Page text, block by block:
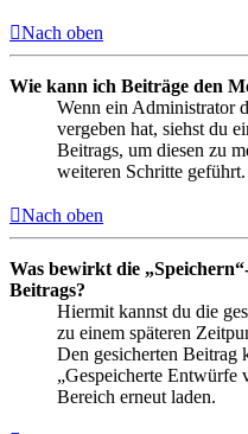
Nach oben
Wie kann ich Beiträge den
Wenn ein Administrator
vergeben hat, siehst du
Beitrags, um diesen zu
weiteren Schritte geführt.
Nach oben
Was bewirkt die
Beitrags?
Hiermit kannst du die
zu einem späteren
Den gesicherten Beitrag
„Gespeicherte Entwürfe
Bereich erneut laden.